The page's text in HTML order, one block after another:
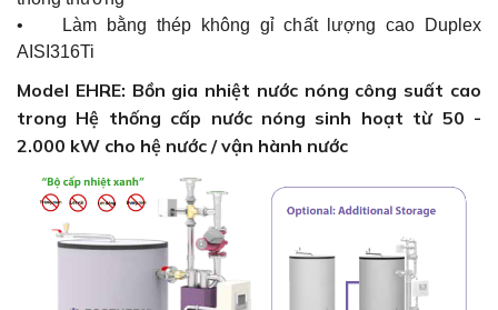
• Làm bằng thép không gỉ chất lượng cao Duplex
AISI316Ti
Model EHRE: Bồn gia nhiệt nước nóng công suất cao
trong Hệ thống cấp nước nóng sinh hoạt từ 50 -
2.000 kW cho hệ nước / vận hành nước